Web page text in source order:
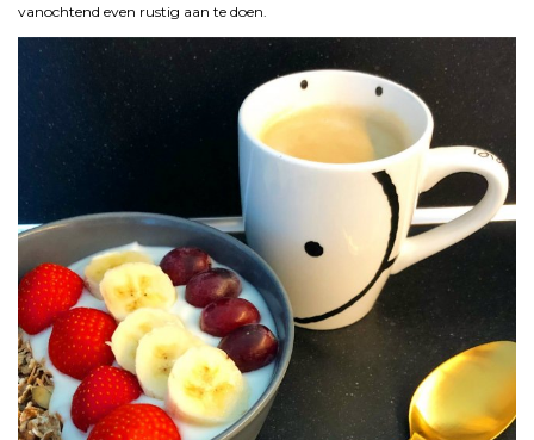
vanochtend even rustig aan te doen.